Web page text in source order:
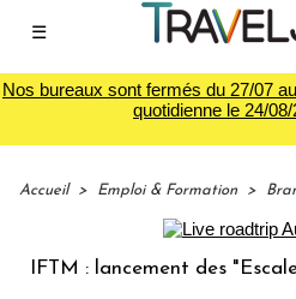
☰
Nos bureaux sont fermés du 27/07
quotidienne le 24/
Accueil > Emploi & Formation >
: lancement des "Escales